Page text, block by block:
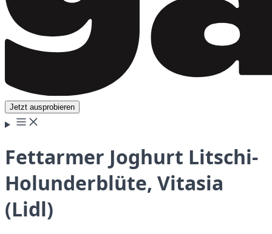
Jetzt ausprobieren
Fettarmer Joghurt Litschi-
Holunderblüte, Vitasia
(Lidl)